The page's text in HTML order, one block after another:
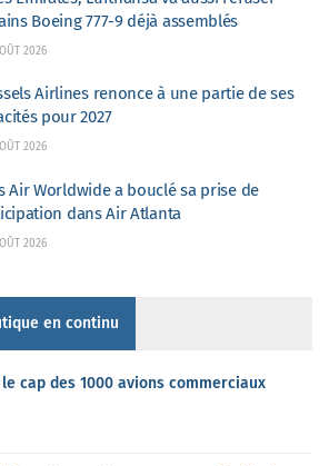
Boeing 777-9 déjà assemblés
2026
Airlines renonce à une partie de ses
pour 2027
2026
Air Worldwide a bouclé sa prise de
dans Air Atlanta
2026
en continu
cap des 1000 avions commerciaux